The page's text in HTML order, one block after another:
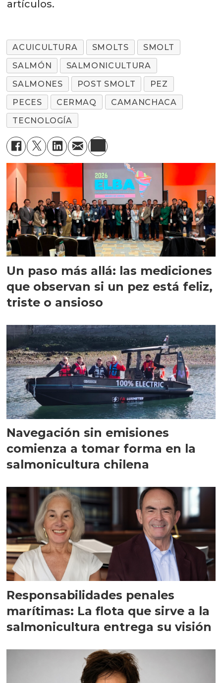
artículos.
ACUICULTURA SMOLTS
SMOLT
SALMÓN
SALMONICULTURA
SALMONES
POST SMOLT
PEZ
PECES
CERMAQ
CAMANCHACA
TECNOLOGÍA
Un paso más allá: las mediciones
que observan si un pez está feliz,
triste o ansioso
Navegación sin emisiones
comienza a tomar forma en la
salmonicultura chilena
Responsabilidades penales
marítimas: La flota que sirve a la
salmonicultura entrega su visión